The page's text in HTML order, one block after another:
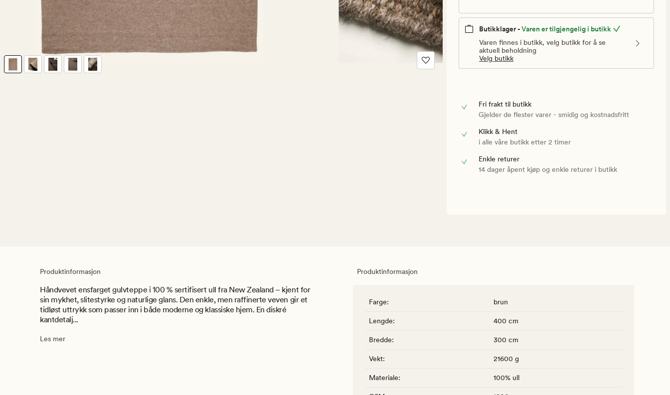
Butikklager -Varen er tilgjengelig i butikk
Varen finnes i butikk, velg butikk for å se
aktuell beholdning
Velg butikk
Fri frakt til butikk
Gjelder de flester varer - smidig og kostnadsfritt
Klikk & Hent
i alle våre butikk etter 2 timer
Enkle returer
14 dager åpent kjøp og enkle returer i butikk
Produktinformasjon
Håndvevet ensfarget gulvteppe i 100 % sertifisert ull fra New Zealand – kjent for
sin mykhet, slitestyrke og naturlige glans. Den enkle, men raffinerte veven gir et
tidløst uttrykk som passer inn i både moderne og klassiske hjem. En diskré
kantdetalj...
Les mer
Produktinformasjon
Farge: brun
Lengde: 400 cm
Bredde: 300 cm
Vekt: 21600 g
Materiale: 100% ull